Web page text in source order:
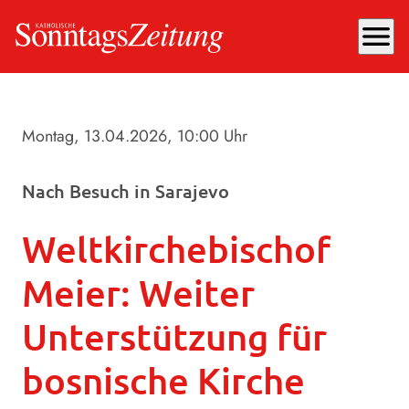
menu
Montag, 13.04.2026, 10:00 Uhr
Nach Besuch in Sarajevo
Weltkirchebischof
Meier: Weiter
Unterstützung für
bosnische Kirche